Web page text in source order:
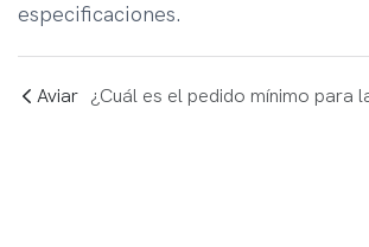
especificaciones.
Aviar